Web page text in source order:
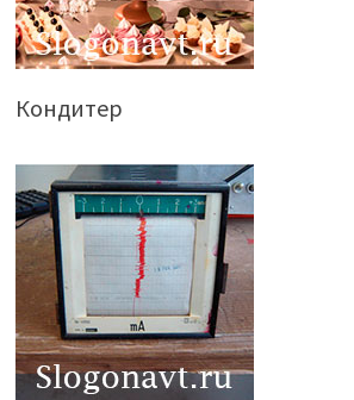
Кондитер